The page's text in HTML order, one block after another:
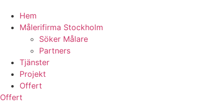
Hem
Målerifirma Stockholm
Söker Målare
Partners
Tjänster
Projekt
Offert
Offert